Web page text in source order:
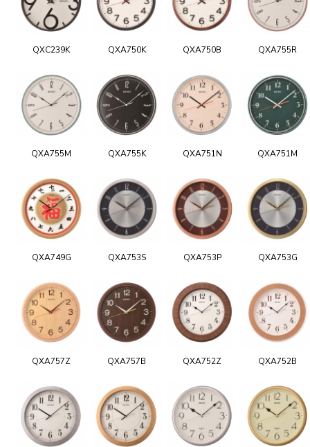
QXC239K QXA750K QXA750B QXA755R
QXA755M QXA755K QXA751N QXA751M
QXA749G QXA753S QXA753P QXA753G
QXA757Z QXA757B QXA752Z QXA752B